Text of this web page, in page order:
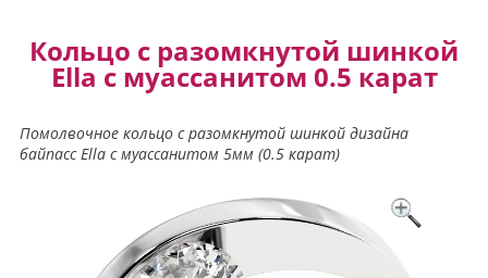
Кольцо с разомкнутой шинкой
Ella с муассанитом 0.5 карат
Помолвочное кольцо с разомкнутой шинкой дизайна
байпасс Ella с муассанитом 5мм (0.5 карат)